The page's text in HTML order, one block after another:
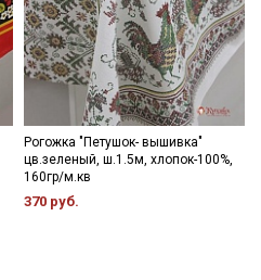
Рогожка "Петушок- вышивка"
цв.зеленый, ш.1.5м, хлопок-100%,
160гр/м.кв
370 руб.